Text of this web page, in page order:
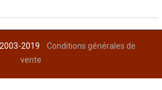
2003-2019Conditions générales de
vente